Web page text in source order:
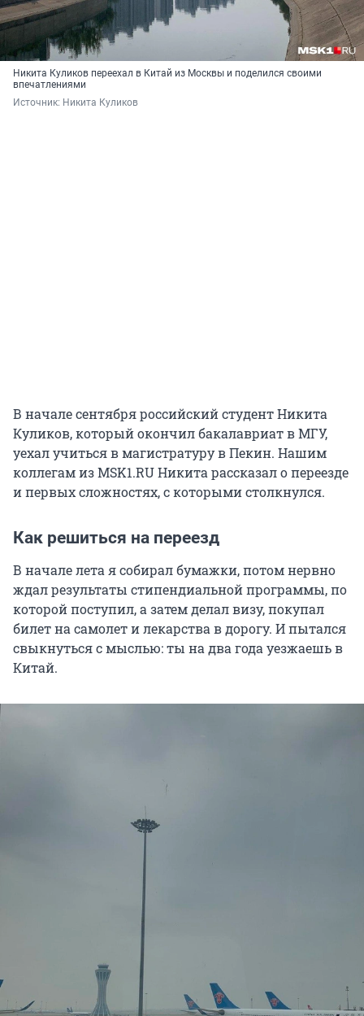
Никита Куликов переехал в Китай из Москвы и поделился своими
впечатлениями
Источник: Никита Куликов
В начале сентября российский студент Никита
Куликов, который окончил бакалавриат в МГУ,
уехал учиться в магистратуру в Пекин. Нашим
коллегам из MSK1.RU Никита рассказал о переезде
и первых сложностях, с которыми столкнулся.
Как решиться на переезд
В начале лета я собирал бумажки, потом нервно
ждал результаты стипендиальной программы, по
которой поступил, а затем делал визу, покупал
билет на самолет и лекарства в дорогу. И пытался
свыкнуться с мыслью: ты на два года уезжаешь в
Китай.